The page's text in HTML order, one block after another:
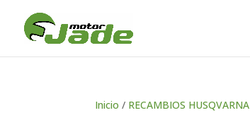
Inicio / RECAMBIOS HUSQVARNA